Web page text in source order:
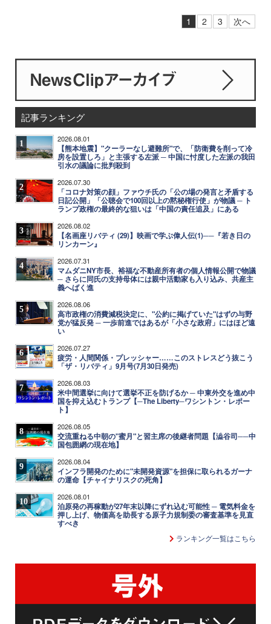
1 2 3 次へ
記事ランキング
1 2026.08.01
【熊本地震】"クーラーなし避難所"で、「防衛費を削って冷
房を設置しろ」と主張する左派 ─ 中国に忖度した左派の我田
引水の議論に批判殺到
2 2026.07.30
「コロナ対策の顔」ファウチ氏の「公の場の発言と矛盾する
日記公開」「公聴会で100回以上の黙秘権行使」が物議 ─ ト
ランプ政権の最終的な狙いは「中国の責任追及」にある
3 2026.08.02
【名画座リバティ (29)】映画で学ぶ偉人伝(1)──『若き日の
リンカーン』
4 2026.07.31
マムダニNY市長、裕福な不動産所有者の個人情報公開で物議
─ さらに同氏の支持母体には親中活動家も入り込み、共産主
義へばく進
5 2026.08.06
高市政権の消費減税決定に、"公約に掲げていた"はずの与野
党が猛反発 ─ 一歩前進ではあるが「小さな政府」にはほど遠
い
6 2026.07.27
疲労・人間関係・プレッシャー……このストレスどう抜こう
「ザ・リバティ」9月号(7月30日発売)
7 2026.08.03
米中間選挙に向けて選挙不正を防げるか ─ 中東外交を進め中
国を抑え込むトランプ【─The Liberty─ワシントン・レポー
ト】
8 2026.08.05
交流重ねる中朝の"蜜月"と習主席の後継者問題【澁谷司──中
国包囲網の現在地】
9 2026.08.04
インフラ開発のために"未開発資源"を担保に取られるガーナ
の運命【チャイナリスクの死角】
10 2026.08.01
泊原発の再稼動が27年末以降にずれ込む可能性 ─ 電気料金を
押し上げ、物価高を助長する原子力規制委の審査基準を見直
すべき
ランキング一覧はこちら